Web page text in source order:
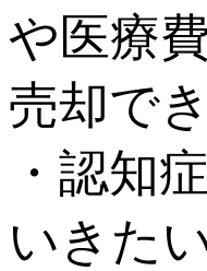
や医療
売却で
・認知
いきた